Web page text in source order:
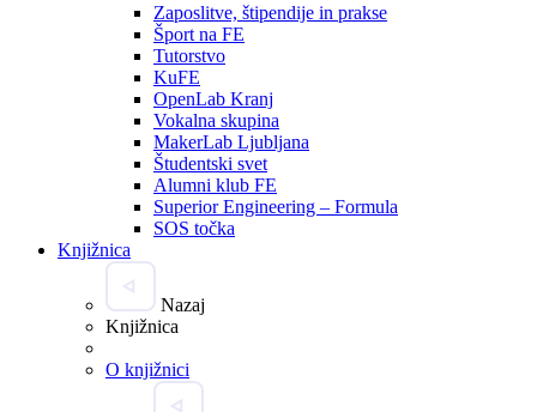
Zaposlitve, štipendije in prakse
Šport na FE
Tutorstvo
KuFE
OpenLab Kranj
Vokalna skupina
MakerLab Ljubljana
Študentski svet
Alumni klub FE
Superior Engineering – Formula
SOS točka
Knjižnica
Nazaj
Knjižnica
O knjižnici